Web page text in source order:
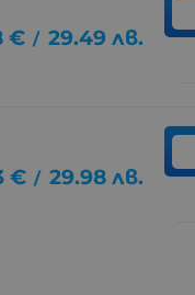
€ / 29.49 лв.
€ / 29.98 лв.